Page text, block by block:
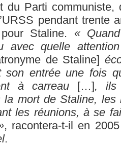
du Parti communiste,
pendant trente
Staline. «
avec quelle
de Staline]
son entrée une fois
à carreau[…], ils
la mort de Staline, les
les réunions, à se
, racontera-t-il en
.